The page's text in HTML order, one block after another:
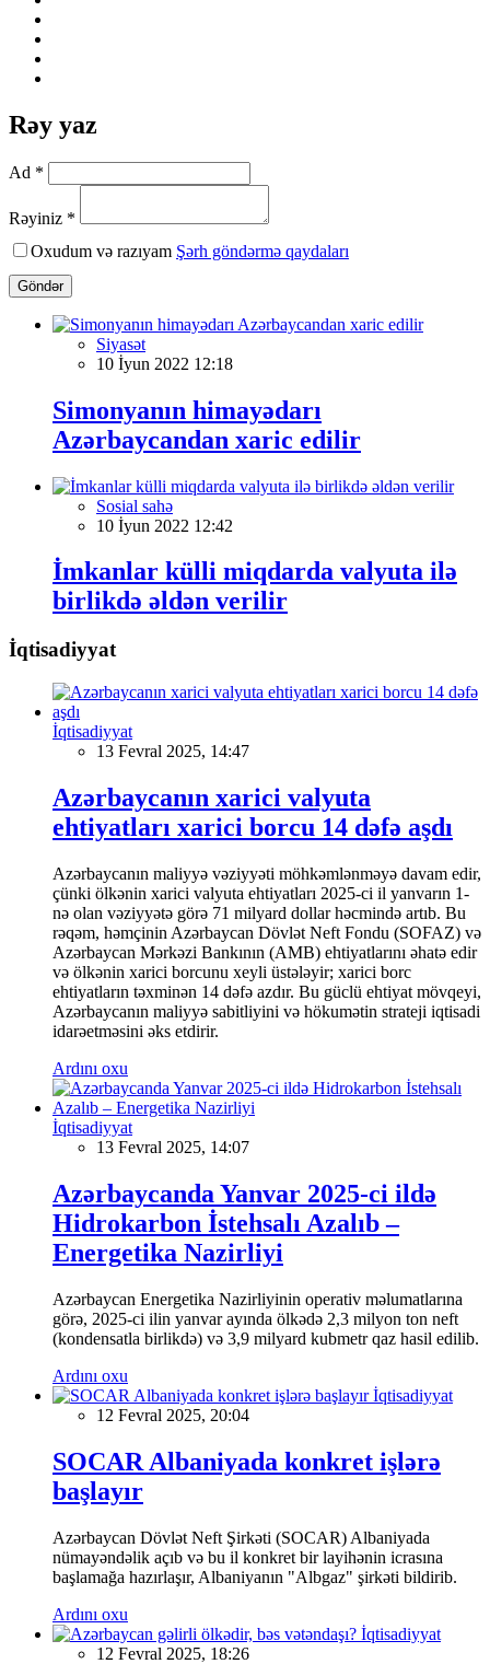
Rəy yaz
Ad *
Rəyiniz *
Oxudum və razıyam Şərh göndərmə qaydaları
Göndər
Siyasət
10 İyun 2022 12:18
Simonyanın himayədarı
Azərbaycandan xaric edilir
Sosial sahə
10 İyun 2022 12:42
İmkanlar külli miqdarda valyuta ilə
birlikdə əldən verilir
İqtisadiyyat
İqtisadiyyat
13 Fevral 2025, 14:47
Azərbaycanın xarici valyuta
ehtiyatları xarici borcu 14 dəfə aşdı
Azərbaycanın maliyyə vəziyyəti möhkəmlənməyə davam edir,
çünki ölkənin xarici valyuta ehtiyatları 2025-ci il yanvarın 1-
nə olan vəziyyətə görə 71 milyard dollar həcmində artıb. Bu
rəqəm, həmçinin Azərbaycan Dövlət Neft Fondu (SOFAZ) və
Azərbaycan Mərkəzi Bankının (AMB) ehtiyatlarını əhatə edir
və ölkənin xarici borcunu xeyli üstələyir; xarici borc
ehtiyatların təxminən 14 dəfə azdır. Bu güclü ehtiyat mövqeyi,
Azərbaycanın maliyyə sabitliyini və hökumətin strateji iqtisadi
idarəetməsini əks etdirir.
Ardını oxu
İqtisadiyyat
13 Fevral 2025, 14:07
Azərbaycanda Yanvar 2025-ci ildə
Hidrokarbon İstehsalı Azalıb –
Energetika Nazirliyi
Azərbaycan Energetika Nazirliyinin operativ məlumatlarına
görə, 2025-ci ilin yanvar ayında ölkədə 2,3 milyon ton neft
(kondensatla birlikdə) və 3,9 milyard kubmetr qaz hasil edilib.
Ardını oxu
İqtisadiyyat
12 Fevral 2025, 20:04
SOCAR Albaniyada konkret işlərə
başlayır
Azərbaycan Dövlət Neft Şirkəti (SOCAR) Albaniyada
nümayəndəlik açıb və bu il konkret bir layihənin icrasına
başlamağa hazırlaşır, Albaniyanın "Albgaz" şirkəti bildirib.
Ardını oxu
İqtisadiyyat
12 Fevral 2025, 18:26